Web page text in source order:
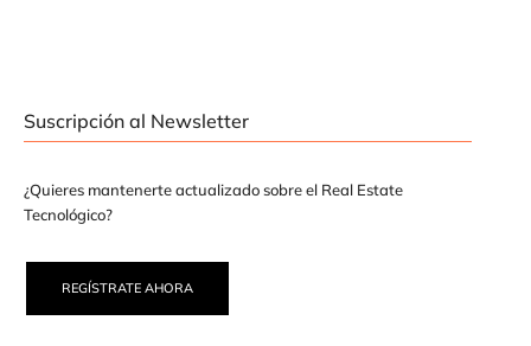
Suscripción al Newsletter
¿Quieres mantenerte actualizado sobre el Real Estate
Tecnológico?
REGÍSTRATE AHORA